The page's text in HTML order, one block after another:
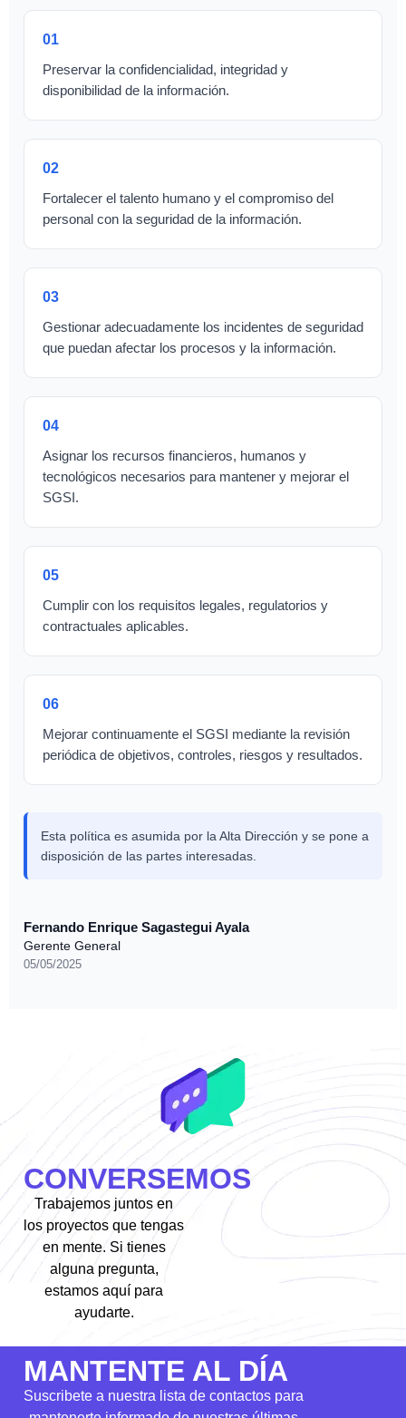
01
Preservar la confidencialidad, integridad y
disponibilidad de la información.
02
Fortalecer el talento humano y el compromiso del
personal con la seguridad de la información.
03
Gestionar adecuadamente los incidentes de seguridad
que puedan afectar los procesos y la información.
04
Asignar los recursos financieros, humanos y
tecnológicos necesarios para mantener y mejorar el
SGSI.
05
Cumplir con los requisitos legales, regulatorios y
contractuales aplicables.
06
Mejorar continuamente el SGSI mediante la revisión
periódica de objetivos, controles, riesgos y resultados.
Esta política es asumida por la Alta Dirección y se pone a
disposición de las partes interesadas.
Fernando Enrique Sagastegui Ayala
Gerente General
05/05/2025
CONVERSEMOS
Trabajemos juntos en
los proyectos que tengas
en mente. Si tienes
alguna pregunta,
estamos aquí para
ayudarte.
MANTENTE AL DÍA
Suscribete a nuestra lista de contactos para